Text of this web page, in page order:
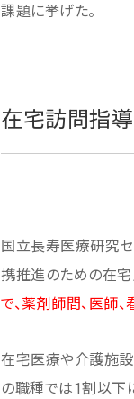
課題に挙げた。
在宅訪問指
国立長寿医療研究
携推進のための在宅
で、薬剤師間、医師
在宅医療や介護施
の職種では1割以下